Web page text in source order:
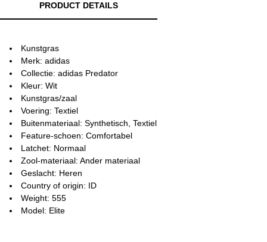
PRODUCT DETAILS
Kunstgras
Merk: adidas
Collectie: adidas Predator
Kleur: Wit
Kunstgras/zaal
Voering: Textiel
Buitenmateriaal: Synthetisch, Textiel
Feature-schoen: Comfortabel
Latchet: Normaal
Zool-materiaal: Ander materiaal
Geslacht: Heren
Country of origin: ID
Weight: 555
Model: Elite